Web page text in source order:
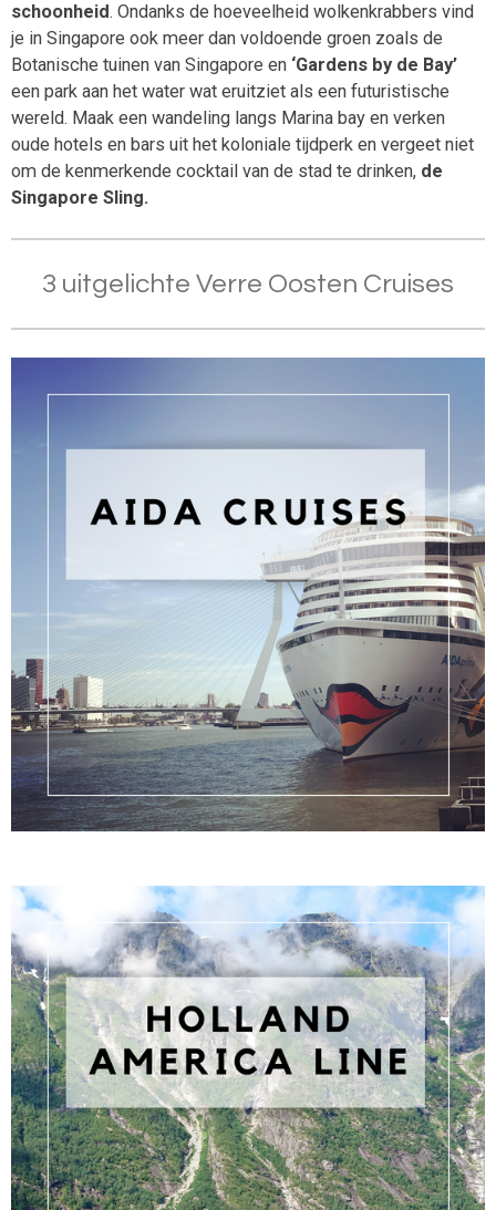
schoonheid. Ondanks de hoeveelheid wolkenkrabbers vind
je in Singapore ook meer dan voldoende groen zoals de
Botanische tuinen van Singapore en ‘Gardens by de Bay’
een park aan het water wat eruitziet als een futuristische
wereld. Maak een wandeling langs Marina bay en verken
oude hotels en bars uit het koloniale tijdperk en vergeet niet
om de kenmerkende cocktail van de stad te drinken, de
Singapore Sling.
3 uitgelichte Verre Oosten Cruises